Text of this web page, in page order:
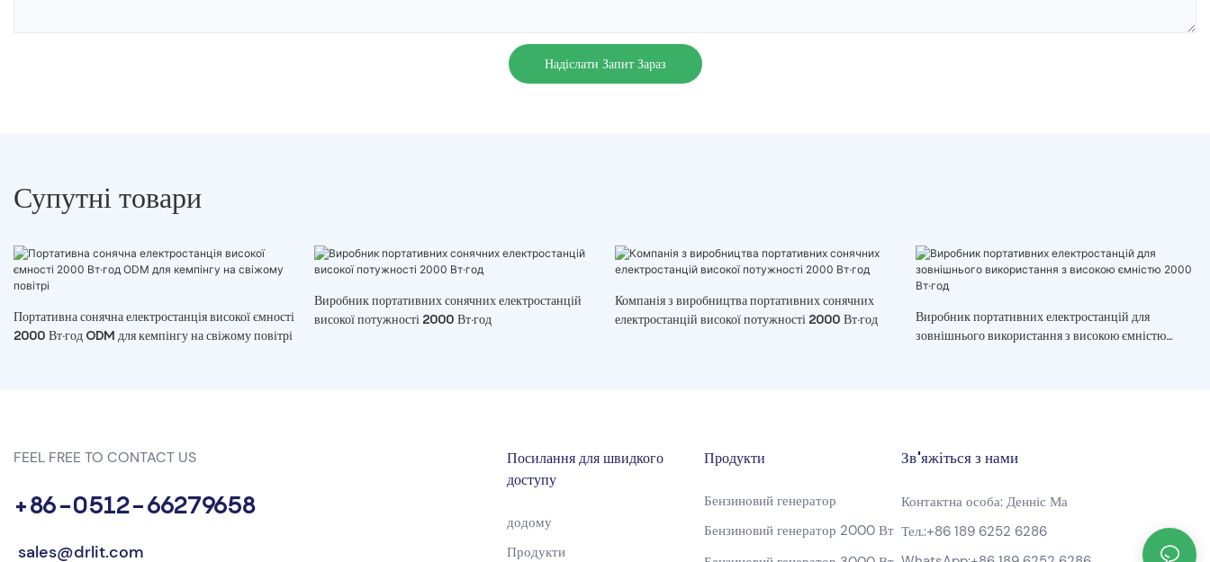
Надіслати Запит Зараз
Супутні товари
Портативна сонячна електростанція високої ємності
2000 Вт·год ODM для кемпінгу на свіжому повітрі
Виробник портативних сонячних електростанцій
високої потужності 2000 Вт·год
Компанія з виробництва портативних сонячних
електростанцій високої потужності 2000 Вт·год
Виробник портативних електростанцій для
зовнішнього використання з високою ємністю
FEEL FREE TO CONTACT US
+86-0512-66279658
sales@drlit.com
Посилання для швидкого
доступу
додому
Продукти
Продукти
Бензиновий генератор
Бензиновий генератор 2000 Вт
Зв'яжіться з нами
Контактна особа: Денніс Ма
Тел.:+86 189 6252 6286